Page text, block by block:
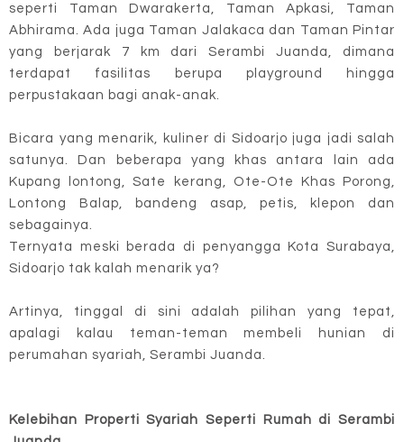
seperti Taman Dwarakerta, Taman Apkasi, Taman
Abhirama. Ada juga Taman Jalakaca dan Taman Pintar
yang berjarak 7 km dari Serambi Juanda, dimana
terdapat fasilitas berupa playground hingga
perpustakaan bagi anak-anak.
Bicara yang menarik, kuliner di Sidoarjo juga jadi salah
satunya. Dan beberapa yang khas antara lain ada
Kupang lontong, Sate kerang, Ote-Ote Khas Porong,
Lontong Balap, bandeng asap, petis, klepon dan
sebagainya.
Ternyata meski berada di penyangga Kota Surabaya,
Sidoarjo tak kalah menarik ya?
Artinya, tinggal di sini adalah pilihan yang tepat,
apalagi kalau teman-teman membeli hunian di
perumahan syariah, Serambi Juanda.
Kelebihan Properti Syariah Seperti Rumah di Serambi